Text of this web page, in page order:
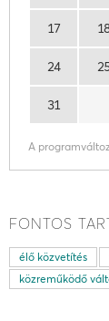
17 18
24 25
31
A
FONTOS
élő közvetítés
közreműködő